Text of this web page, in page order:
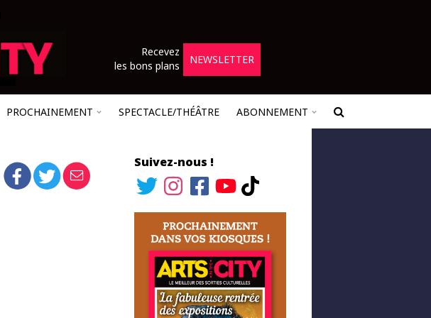
Recevez
les bons plans
NEWSLETTER
PROCHAINEMENT SPECTACLE/THÉÂTRE ABONNEMENT
Suivez-nous !